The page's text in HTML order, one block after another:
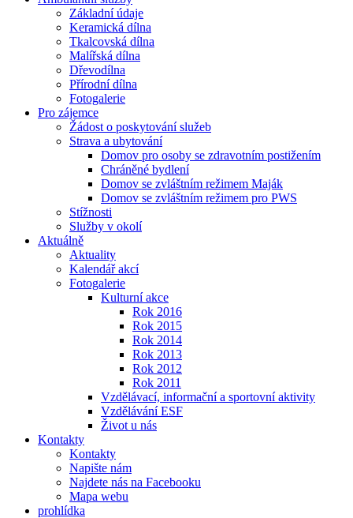
Základní údaje
Keramická dílna
Tkalcovská dílna
Malířská dílna
Dřevodílna
Přírodní dílna
Fotogalerie
Pro zájemce
Žádost o poskytování služeb
Strava a ubytování
Domov pro osoby se zdravotním postižením
Chráněné bydlení
Domov se zvláštním režimem Maják
Domov se zvláštním režimem pro PWS
Stížnosti
Služby v okolí
Aktuálně
Aktuality
Kalendář akcí
Fotogalerie
Kulturní akce
Rok 2016
Rok 2015
Rok 2014
Rok 2013
Rok 2012
Rok 2011
Vzdělávací, informační a sportovní aktivity
Vzdělávání ESF
Život u nás
Kontakty
Kontakty
Napište nám
Najdete nás na Facebooku
Mapa webu
prohlídka